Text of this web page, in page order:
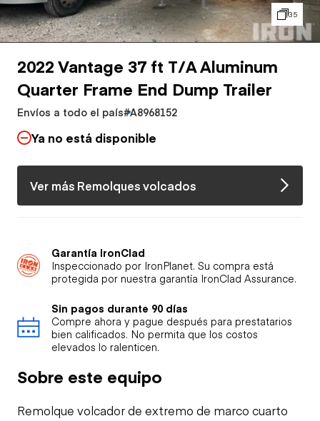
35
2022 Vantage 37 ft T/A Aluminum
Quarter Frame End Dump Trailer
Envíos a todo el país#A8968152
Ya no está disponible
Ver más Remolques volcados
Garantía IronClad
Inspeccionado por IronPlanet. Su compra está
protegida por nuestra garantía IronClad Assurance.
Sin pagos durante 90 días
Compre ahora y pague después para prestatarios
bien calificados. No permita que los costos
elevados lo ralenticen.
Sobre este equipo
Remolque volcador de extremo de marco cuarto